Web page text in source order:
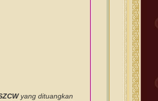
yang dituangkan